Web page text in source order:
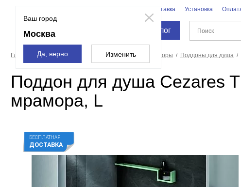
Ваш город
Москва
Да, верно Изменить
Доставка Установка
Каталог
Главная страница Душевые кабины, углы, двери, шторы Поддоны для душа
Поддон для душа Cezares
мрамора, L
БЕСПЛАТНАЯ
ДОСТАВКА